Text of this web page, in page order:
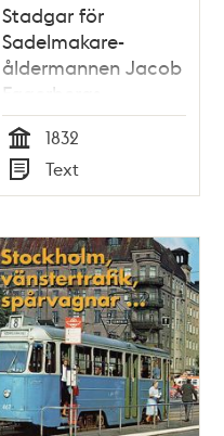
Stadgar för
Sadelmakare-
åldermannen Jacob
Fagerbergs
pensions-inrättning i
Stockholm.
Tid
1832
Typ
Text